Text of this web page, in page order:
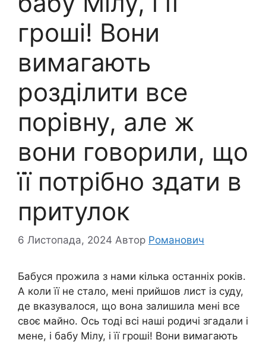
гроші! Вони
вимагають
розділити все
порівну, але ж
вони говорили, що
її потрібно здати в
притулок
6 Листопада, 2024 Автор Романович
Бабуся прожила з нами кілька останніх років.
А коли її не стало, мені прийшов лист із суду,
де вказувалося, що вона залишила мені все
своє майно. Ось тоді всі наші родичі згадали і
мене, і бабу Мілу, і її гроші! Вони вимагають